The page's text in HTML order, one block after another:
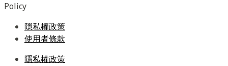
Policy
隱私權政策
使用者條款
隱私權政策